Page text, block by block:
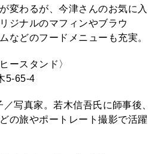
変わるが、今津さんのお気に入
ジナルのマフィンやブラウ
などのフードメニューも充実。
ースタンド〉
5-65-4
写真家。若木信吾氏に師事後、
の旅やポートレート撮影で活躍